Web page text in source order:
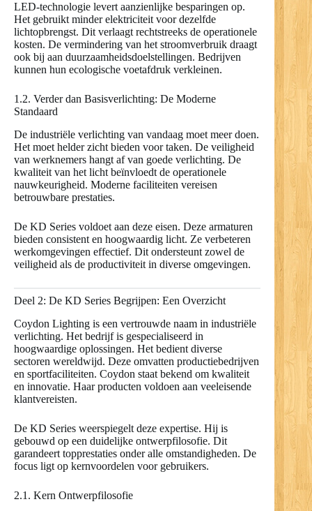
LED-technologie levert aanzienlijke besparingen op.
Het gebruikt minder elektriciteit voor dezelfde
lichtopbrengst. Dit verlaagt rechtstreeks de operationele
kosten. De vermindering van het stroomverbruik draagt
ook bij aan duurzaamheidsdoelstellingen. Bedrijven
kunnen hun ecologische voetafdruk verkleinen.
1.2. Verder dan Basisverlichting: De Moderne
Standaard
De industriële verlichting van vandaag moet meer doen.
Het moet helder zicht bieden voor taken. De veiligheid
van werknemers hangt af van goede verlichting. De
kwaliteit van het licht beïnvloedt de operationele
nauwkeurigheid. Moderne faciliteiten vereisen
betrouwbare prestaties.
De KD Series voldoet aan deze eisen. Deze armaturen
bieden consistent en hoogwaardig licht. Ze verbeteren
werkomgevingen effectief. Dit ondersteunt zowel de
veiligheid als de productiviteit in diverse omgevingen.
Deel 2: De KD Series Begrijpen: Een Overzicht
Coydon Lighting is een vertrouwde naam in industriële
verlichting. Het bedrijf is gespecialiseerd in
hoogwaardige oplossingen. Het bedient diverse
sectoren wereldwijd. Deze omvatten productiebedrijven
en sportfaciliteiten. Coydon staat bekend om kwaliteit
en innovatie. Haar producten voldoen aan veeleisende
klantvereisten.
De KD Series weerspiegelt deze expertise. Hij is
gebouwd op een duidelijke ontwerpfilosofie. Dit
garandeert topprestaties onder alle omstandigheden. De
focus ligt op kernvoordelen voor gebruikers.
2.1. Kern Ontwerpfilosofie